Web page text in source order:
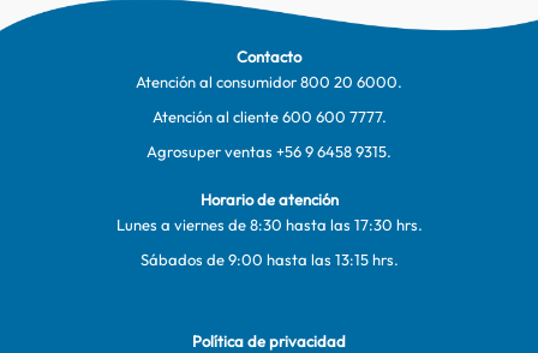
Contacto
Atención al consumidor800 20 6000.
Atención al cliente600 600 7777.
Agrosuper ventas +56 9 6458 9315.
Horario de atención
Lunes a viernes de 8:30 hasta las 17:30 hrs.
Sábados de 9:00 hasta las 13:15 hrs.
Política de privacidad